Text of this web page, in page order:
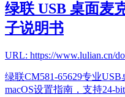
绿联 USB 桌面麦
子说明书
URL: https://www.lulian.cn/
绿联CM581-65629专业USB
macOS设置指南，支持24-